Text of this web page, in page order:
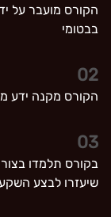
הקורס מועבר על
בבטומי
02
הקורס מקנה ידע
03
בקורס תלמדו
שיעזרו לבצע